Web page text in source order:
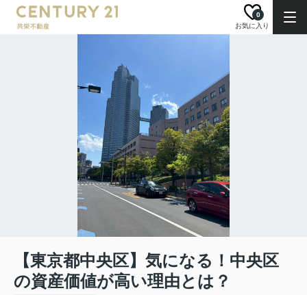
お気に入り
0
【東京都中央区】気になる！中央区
の資産価値が高い理由とは？